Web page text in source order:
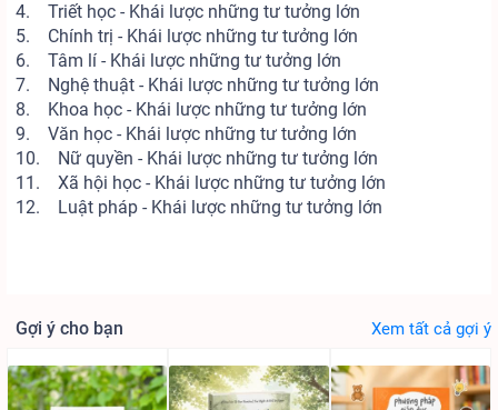
4. Triết học - Khái lược những tư tưởng lớn
5. Chính trị - Khái lược những tư tưởng lớn
6. Tâm lí - Khái lược những tư tưởng lớn
7. Nghệ thuật - Khái lược những tư tưởng lớn
8. Khoa học - Khái lược những tư tưởng lớn
9. Văn học - Khái lược những tư tưởng lớn
10. Nữ quyền - Khái lược những tư tưởng lớn
11. Xã hội học - Khái lược những tư tưởng lớn
12. Luật pháp - Khái lược những tư tưởng lớn
Gợi ý cho bạn Xem tất cả gợi ý